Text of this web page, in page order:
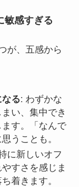
敏感すぎる
が、五感から
る: わずかな
い、集中でき
す。「なんで
うことも。
に新しいオフ
すさを感じま
着きます。